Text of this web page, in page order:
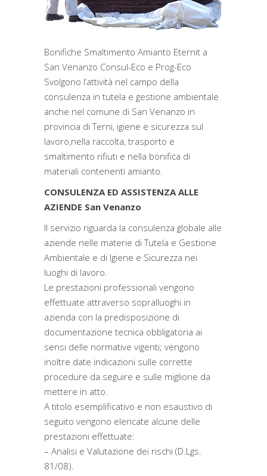
Bonifiche Smaltimento Amianto Eternit a
San Venanzo Consul-Eco e Prog-Eco
Svolgono l’attività nel campo della
consulenza in tutela e gestione ambientale
anche nel comune di San Venanzo in
provincia di Terni, igiene e sicurezza sul
lavoro,nella raccolta, trasporto e
smaltimento rifiuti e nella bonifica di
materiali contenenti amianto.
CONSULENZA ED ASSISTENZA ALLE
AZIENDE San Venanzo
Il servizio riguarda la consulenza globale alle
aziende nelle materie di Tutela e Gestione
Ambientale e di Igiene e Sicurezza nei
luoghi di lavoro.
Le prestazioni professionali vengono
effettuate attraverso sopralluoghi in
azienda con la predisposizione di
documentazione tecnica obbligatoria ai
sensi delle normative vigenti; vengono
inoltre date indicazioni sulle corrette
procedure da seguire e sulle migliorie da
mettere in atto.
A titolo esemplificativo e non esaustivo di
seguito vengono elencate alcune delle
prestazioni effettuate:
– Analisi e Valutazione dei rischi (D.Lgs.
81/08).